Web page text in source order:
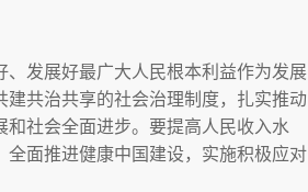
发展好最广大人民根本利益作为发展
共治共享的社会治理制度，扎实推动
社会全面进步。要提高人民收入水
面推进健康中国建设，实施积极应对